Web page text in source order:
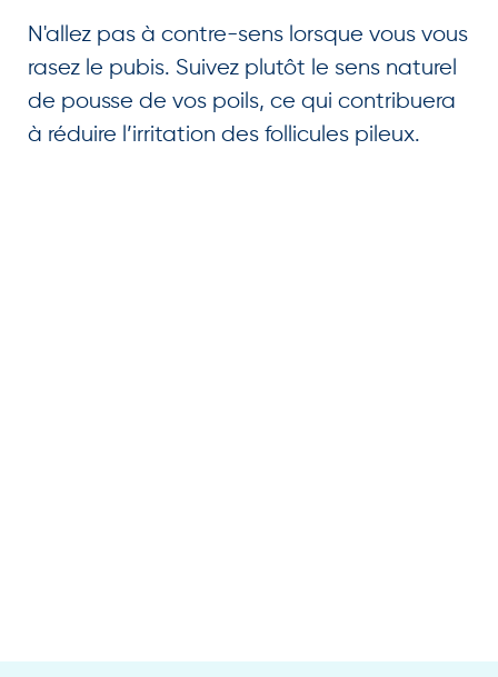
N'allez pas à contre-sens lorsque vous vous
rasez le pubis. Suivez plutôt le sens naturel
de pousse de vos poils, ce qui contribuera
à réduire l’irritation des follicules pileux.